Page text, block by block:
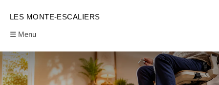
LES MONTE-ESCALIERS
☰ Menu